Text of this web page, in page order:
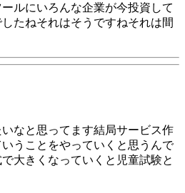
ルにいろんな企業が今投資して
たねそれはそうですねそれは間
なと思ってます結局サービス作
うことをやっていくと思うんで
大きくなっていくと児童試験と